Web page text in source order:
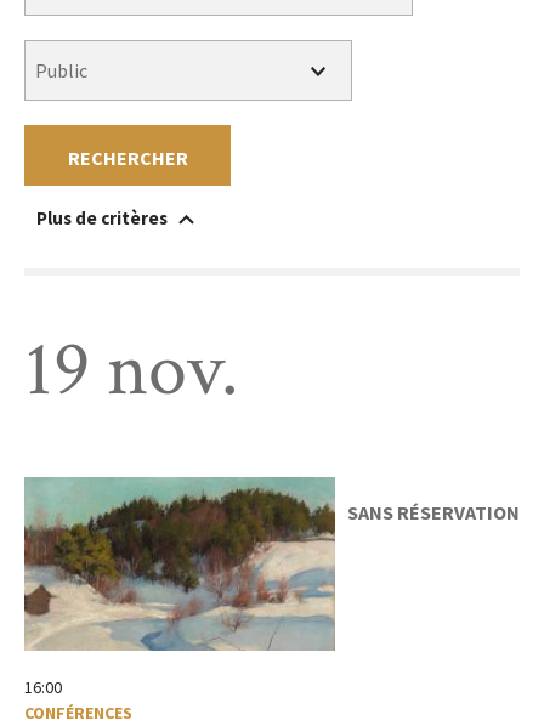
RECHERCHER
Plus de critères
19 nov.
SANS RÉSERVATION
16:00
CONFÉRENCES